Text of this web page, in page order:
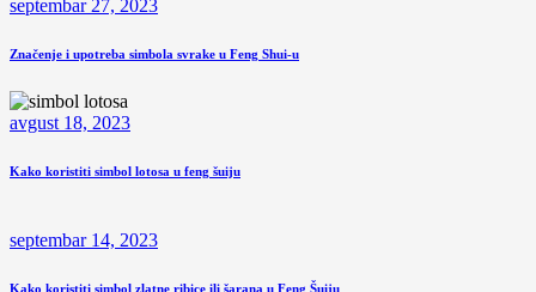
septembar 27, 2023
Značenje i upotreba simbola svrake u Feng Shui-u
avgust 18, 2023
Kako koristiti simbol lotosa u feng šuiju
septembar 14, 2023
Kako koristiti simbol zlatne ribice ili šarana u Feng Šuiju